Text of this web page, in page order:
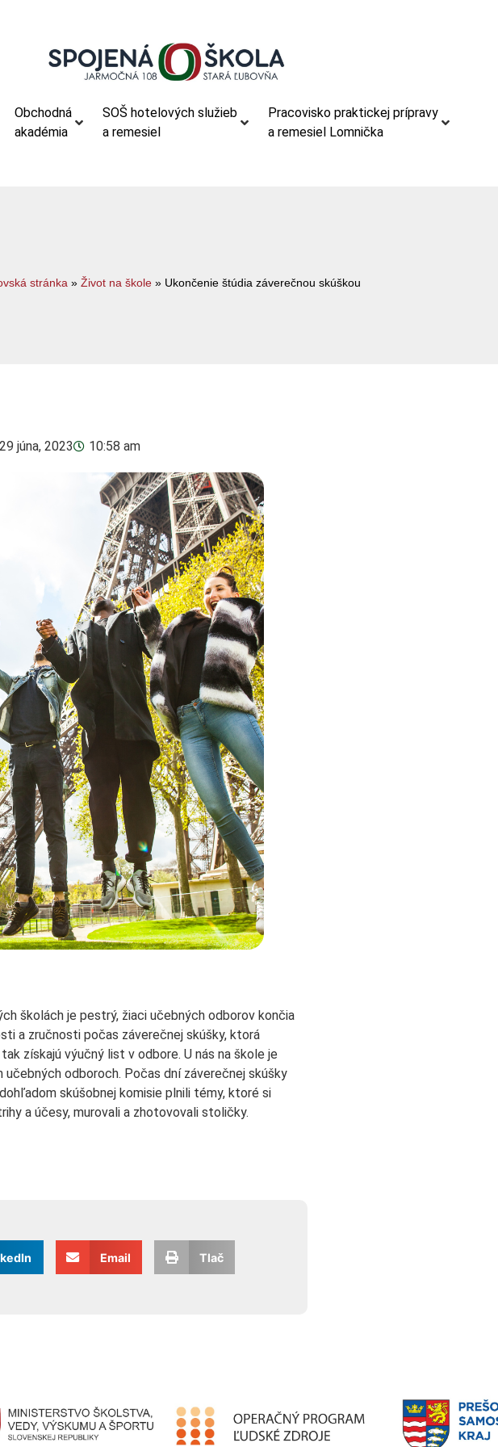
Obchodná
akadémia
SOŠ hotelových služieb
a remesiel
Pracovisko praktickej prípravy
a remesiel Lomnička
stránka» Život na škole» Ukončenie štúdia záverečnou skúškou
29 júna, 2023 10:58 am
školách je pestrý, žiaci učebných odborov končia
a zručnosti počas záverečnej skúšky, ktorá
získajú výučný list v odbore. U nás na škole je
odboroch. Počas dní záverečnej skúšky
skúšobnej komisie plnili témy, ktoré si
a účesy, murovali a zhotovovali stoličky.
Email Tlač